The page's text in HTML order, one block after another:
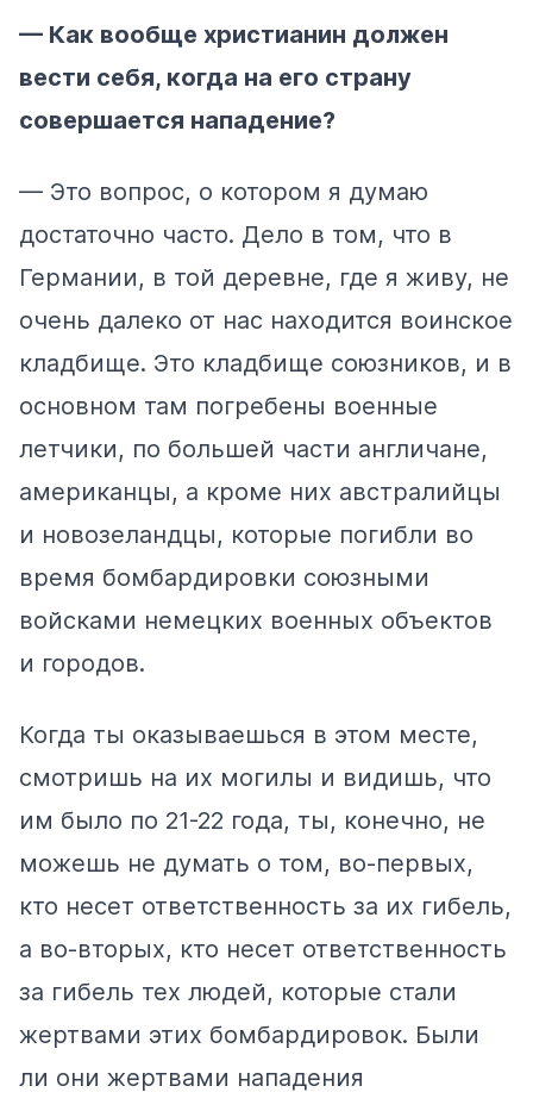
— Как вообще христианин должен
вести себя, когда на его страну
совершается нападение?
— Это вопрос, о котором я думаю
достаточно часто. Дело в том, что в
Германии, в той деревне, где я живу, не
очень далеко от нас находится воинское
кладбище. Это кладбище союзников, и в
основном там погребены военные
летчики, по большей части англичане,
американцы, а кроме них австралийцы
и новозеландцы, которые погибли во
время бомбардировки союзными
войсками немецких военных объектов
и городов.
Когда ты оказываешься в этом месте,
смотришь на их могилы и видишь, что
им было по 21-22 года, ты, конечно, не
можешь не думать о том, во-первых,
кто несет ответственность за их гибель,
а во-вторых, кто несет ответственность
за гибель тех людей, которые стали
жертвами этих бомбардировок. Были
ли они жертвами нападения